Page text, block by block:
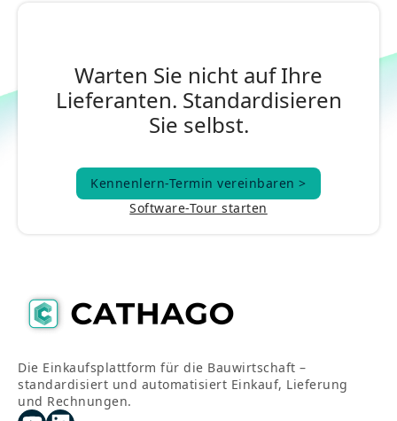
Warten Sie nicht auf Ihre
Lieferanten. Standardisieren
Sie selbst.
Kennenlern-Termin vereinbaren >
Kennenlern-Termin vereinbaren >
Software-Tour starten
Die Einkaufsplattform für die Bauwirtschaft –
standardisiert und automatisiert Einkauf, Lieferung
und Rechnungen.